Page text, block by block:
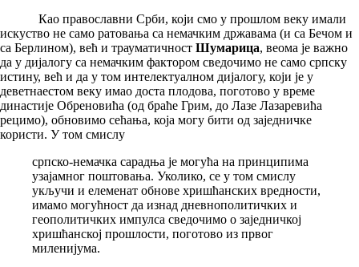
Као православни Срби, који смо у прошлом веку имали
искуство не само ратовања са немачким државама (и са Бечом и
са Берлином), већ и трауматичност Шумарица, веома је важно
да у дијалогу са немачким фактором сведочимо не само српску
истину, већ и да у том интелектуалном дијалогу, који је у
деветнаестом веку имао доста плодова, поготово у време
династије Обреновића (од браће Грим, до Лазе Лазаревића
рецимо), обновимо сећања, која могу бити од заједничке
користи. У том смислу
српско-немачка сарадња је могућа на принципима
узајамног поштовања. Уколико, се у том смислу
укључи и елеменат обнове хришћанских вредности,
имамо могућност да изнад дневнополитичких и
геополитичких импулса сведочимо о заједничкој
хришћанској прошлости, поготово из првог
миленијума.